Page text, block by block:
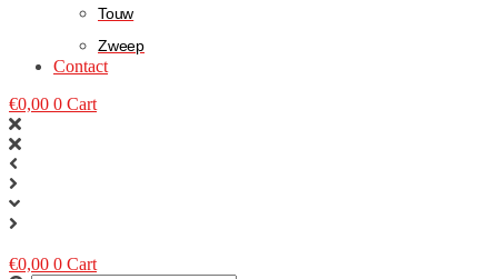
Touw
Zweep
Contact
€0,00 0 Cart
€0,00 0 Cart